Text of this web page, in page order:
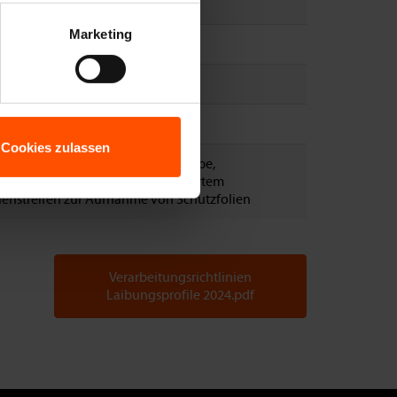
Marketing
Cookies zulassen
= 60 Stangen
PE-Schaumband, TPE-Schutzlippe,
VWS-Gewebe und hartem
zur Aufnahme von Schutzfolien
Verarbeitungsrichtlinien
Laibungsprofile 2024.pdf